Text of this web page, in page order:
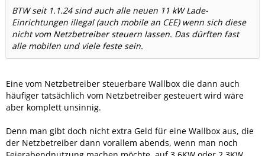
BTW seit 1.1.24 sind auch alle neuen 11 kW Lade-
Einrichtungen illegal (auch mobile an CEE) wenn sich diese
nicht vom Netzbetreiber steuern lassen. Das dürften fast
alle mobilen und viele feste sein.
Eine vom Netzbetreiber steuerbare Wallbox die dann auch
häufiger tatsächlich vom Netzbetreiber gesteuert wird wäre
aber komplett unsinnig.
Denn man gibt doch nicht extra Geld für eine Wallbox aus, die
der Netzbetreiber dann vorallem abends, wenn man noch